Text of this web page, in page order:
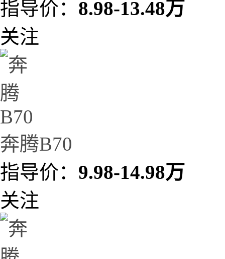
指导价： 8.98-13.48万
关注
奔腾B70
指导价： 9.98-14.98万
关注